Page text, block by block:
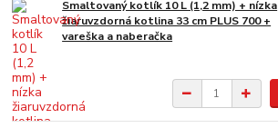
Smaltovaný kotlík 10 L (1,2 mm) + nízka
žiaruvzdorná kotlina 33 cm PLUS 700 +
vareška a naberačka